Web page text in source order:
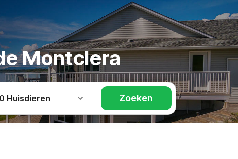
Montclera
0 Huisdieren Zoeken